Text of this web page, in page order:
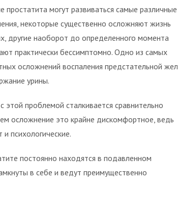
простатита могут развиваться самые различные
некоторые существенно осложняют жизнь
другие наоборот до определенного момента
практически бессимптомно. Одно из самых
осложнений воспаления предстательной
урины.
этой проблемой сталкивается сравнительно
осложнение это крайне дискомфортное, ведь
психологические.
постоянно находятся в подавленном
в себе и ведут преимущественно